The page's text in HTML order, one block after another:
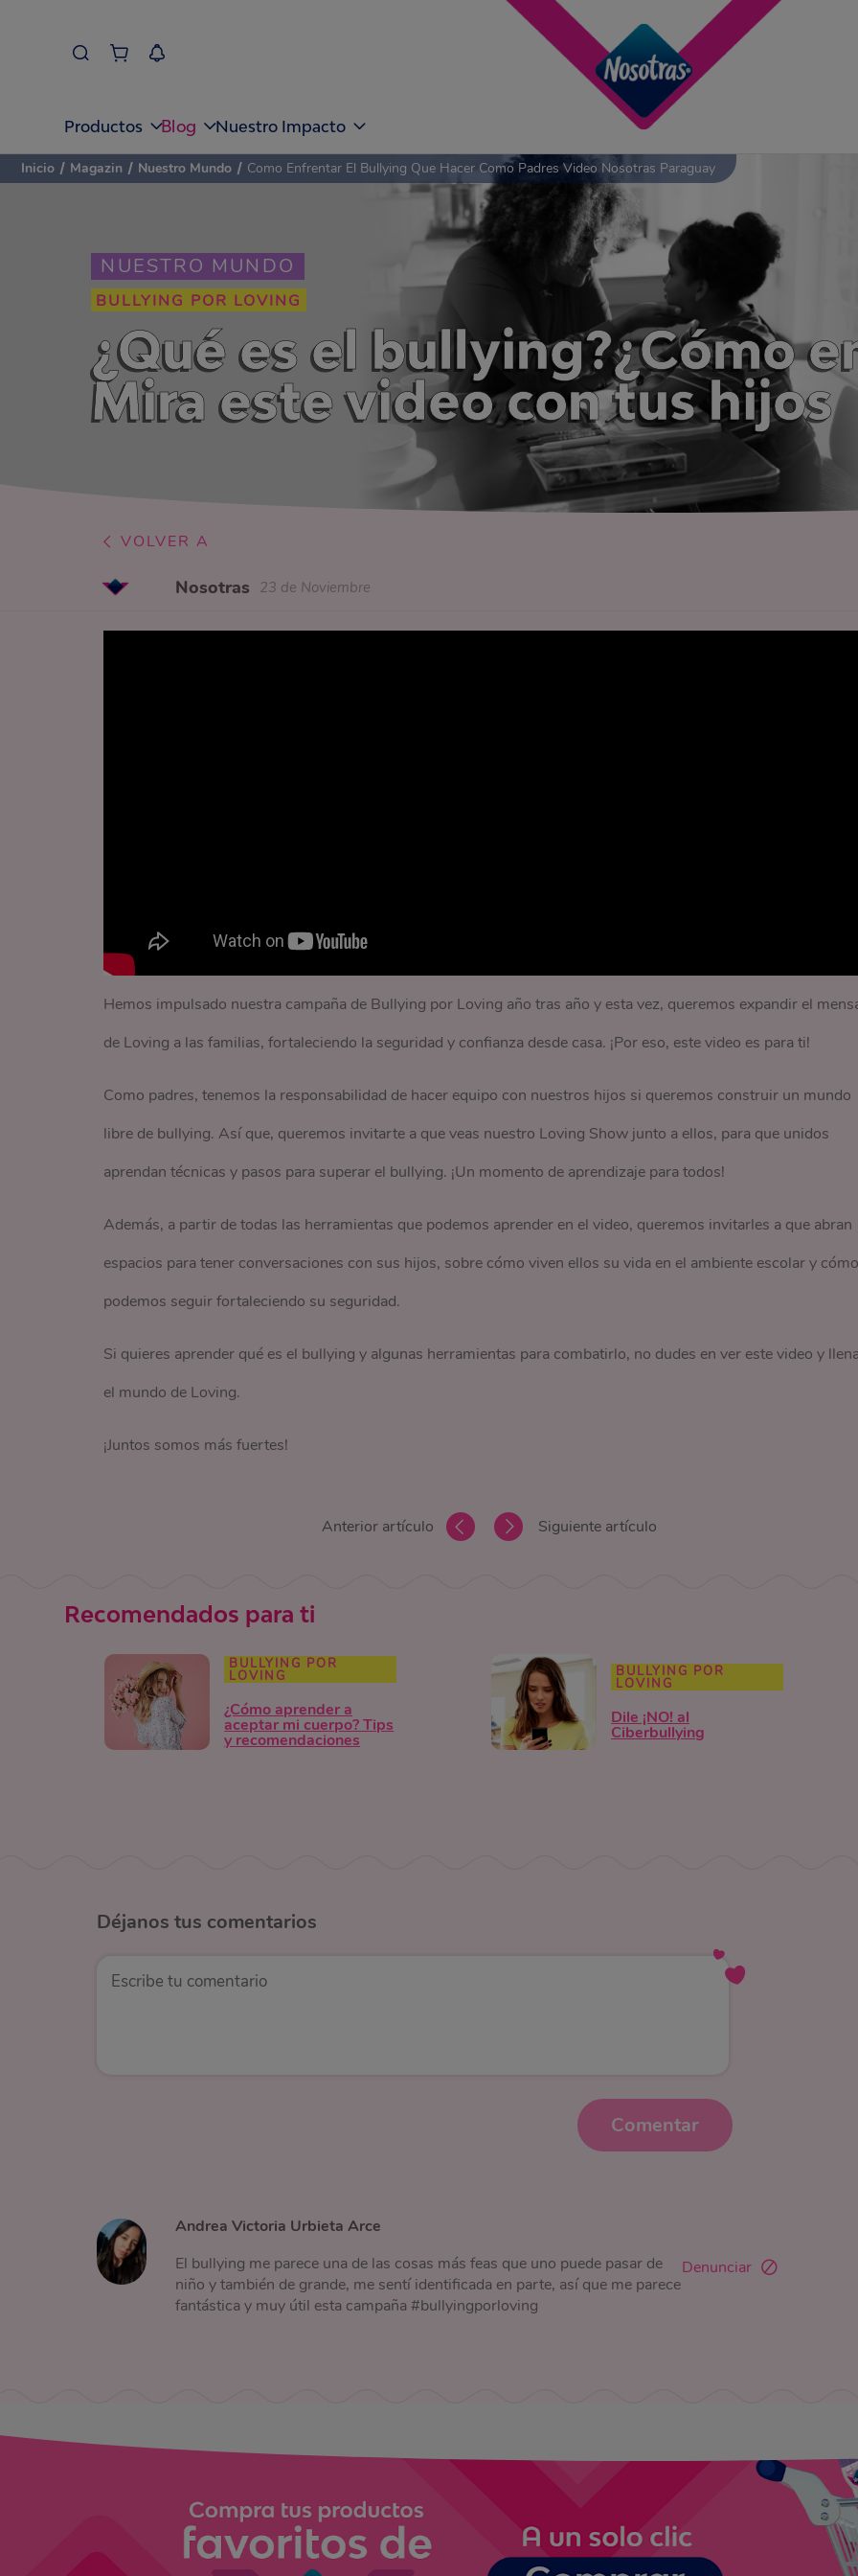
Productos Blog Nuestro Impacto
NUESTRO MUNDO
BULLYING POR LOVING
¿Qué es el bullying?¿Cómo
Mira este video con tus hijos
Inicio / Magazin / Nuestro Mundo / Como Enfrentar El Bullying Que Hacer Como Padres Video Nosotras Paraguay
VOLVER A
Nosotras 23 de Noviembre
Hemos impulsado nuestra campaña de Bullying por Loving año tras año y esta vez, queremos expandir el
de Loving a las familias, fortaleciendo la seguridad y confianza desde casa. ¡Por eso, este video es para ti!
Como padres, tenemos la responsabilidad de hacer equipo con nuestros hijos si queremos construir un mundo
libre de bullying. Así que, queremos invitarte a que veas nuestro Loving Show junto a ellos, para que unidos
aprendan técnicas y pasos para superar el bullying. ¡Un momento de aprendizaje para todos!
Además, a partir de todas las herramientas que podemos aprender en el video, queremos invitarles a que abran
espacios para tener conversaciones con sus hijos, sobre cómo viven ellos su vida en el ambiente escolar y cómo
podemos seguir fortaleciendo su seguridad.
Si quieres aprender qué es el bullying y algunas herramientas para combatirlo, no dudes en ver este video y
el mundo de Loving.
¡Juntos somos más fuertes!
Anterior artículo Siguiente artículo
Recomendados para ti
BULLYING POR
LOVING
¿Cómo aprender a
aceptar mi cuerpo? Tips
y recomendaciones
BULLYING POR
LOVING
Dile ¡NO! al
Ciberbullying
Déjanos tus comentarios
Comentar
Andrea Victoria Urbieta Arce
El bullying me parece una de las cosas más feas que uno puede pasar de
niño y también de grande, me sentí identificada en parte, así que me parece
fantástica y muy útil esta campaña #bullyingporloving
Denunciar